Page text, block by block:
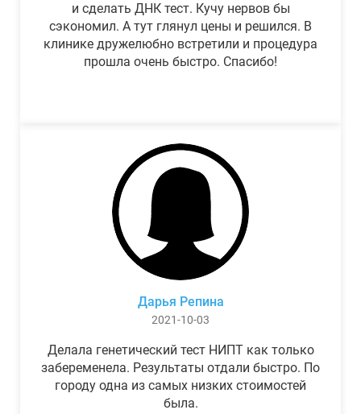
и сделать ДНК тест. Кучу нервов бы
сэкономил. А тут глянул цены и решился. В
клинике дружелюбно встретили и процедура
прошла очень быстро. Спасибо!
Дарья Репина
2021-10-03
Делала генетический тест НИПТ как только
забеременела. Результаты отдали быстро. По
городу одна из самых низких стоимостей
была.